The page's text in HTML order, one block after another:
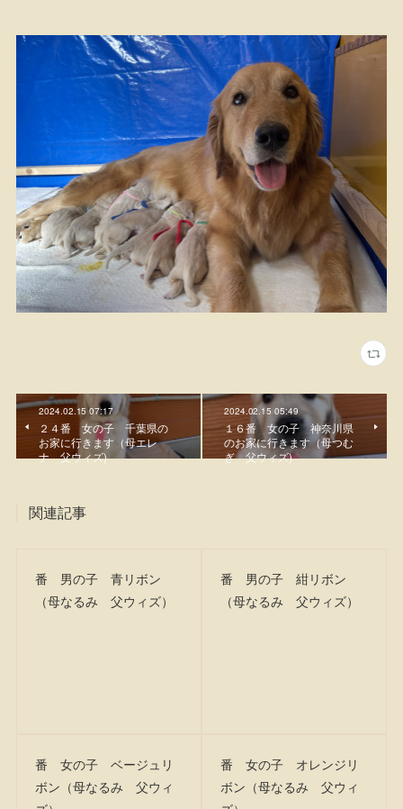
2024.02.15 07:17
２４番 女の子 千葉県の
お家に行きます（母エレ
ナ 父ウィズ)
2024.02.15 05:49
１６番 女の子 神奈川県
のお家に行きます（母つむ
ぎ 父ウィズ)
関連記事
番 男の子 青リボン
（母なるみ 父ウィズ）
番 男の子 紺リボン
（母なるみ 父ウィズ）
番 女の子 ベージュリ
ボン（母なるみ 父ウィ
番 女の子 オレンジリ
ボン（母なるみ 父ウィ